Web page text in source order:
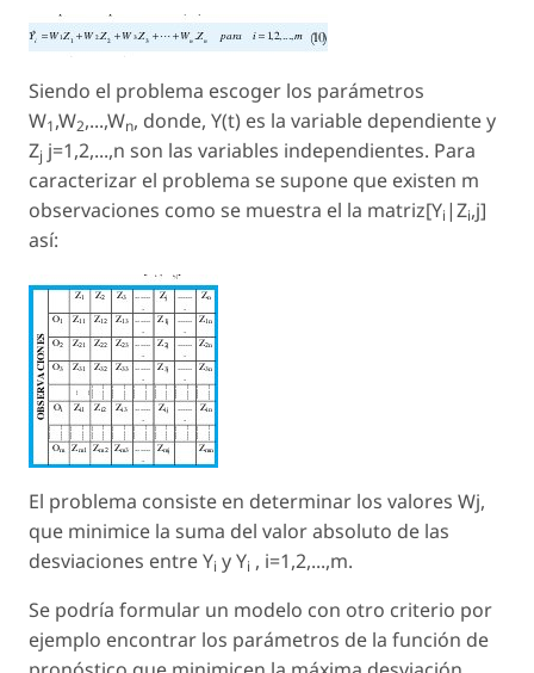
Siendo el problema escoger los parámetros
W1,W2,...,Wn, donde, Y(t) es la variable dependiente y
Zj j=1,2,...,n son las variables independientes. Para
caracterizar el problema se supone que existen m
observaciones como se muestra el la matriz[Yi |Zi,j]
así:
El problema consiste en determinar los valores Wj,
que minimice la suma del valor absoluto de las
desviaciones entre Yi y Yi , i=1,2,...,m.
Se podría formular un modelo con otro criterio por
ejemplo encontrar los parámetros de la función de